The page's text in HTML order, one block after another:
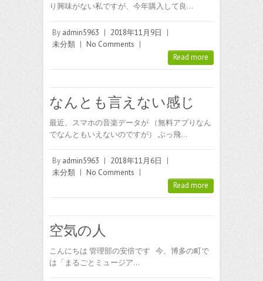
り興味がない私ですが、今年購入して良…
By admin5963 | 2018年11月9日
|
未分類 | No Comments |
Read more
なんとも言えない感じ
最近、スマホの音楽データが （無料アプりなん
でなんともいえないのですが） ぶっ飛…
By admin5963 | 2018年11月6日
|
未分類 | No Comments |
Read more
空気の人
こんにちは 管理部の安倍です 今、博多の町で
は「まるごとミュージア…